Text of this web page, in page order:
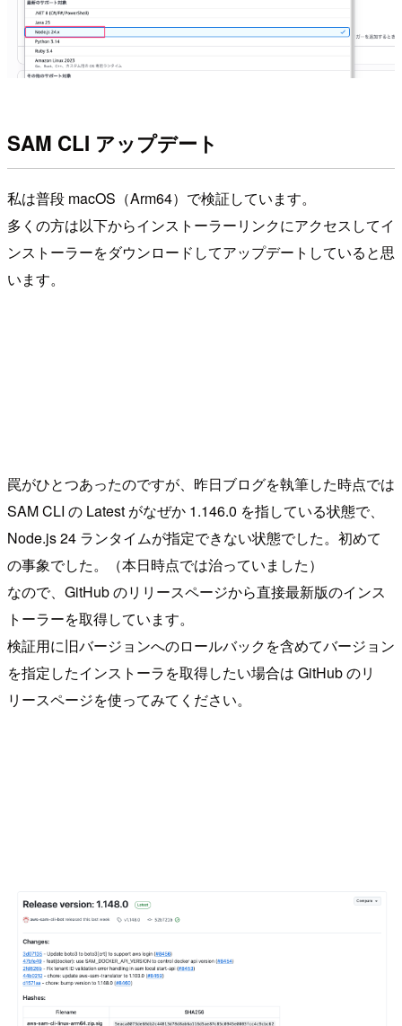
SAM CLI アップデート
私は普段 macOS（Arm64）で検証しています。
多くの方は以下からインストーラーリンクにアクセスしてイ
ンストーラーをダウンロードしてアップデートしていると思
います。
罠がひとつあったのですが、昨日ブログを執筆した時点では
SAM CLI の Latest がなぜか 1.146.0 を指している状態で、
Node.js 24 ランタイムが指定できない状態でした。初めて
の事象でした。（本日時点では治っていました）
なので、GitHub のリリースページから直接最新版のインス
トーラーを取得しています。
検証用に旧バージョンへのロールバックを含めてバージョン
を指定したインストーラを取得したい場合は GitHub のリ
リースページを使ってみてください。